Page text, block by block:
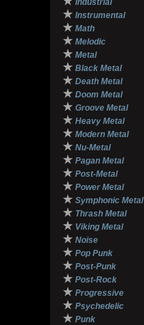
Industrial
★ Instrumental
★ Math
★ Melodic
★ Metal
★ Black Metal
★ Death Metal
★ Doom Metal
★ Groove Metal
★ Heavy Metal
★ Modern Metal
★ Nu-Metal
★ Pagan Metal
★ Post-Metal
★ Power Metal
★ Symphonic Metal
★ Thrash Metal
★ Viking Metal
★ Noise
★ Pop Punk
★ Post-Punk
★ Post-Rock
★ Progressive
★ Psychedelic
★ Punk